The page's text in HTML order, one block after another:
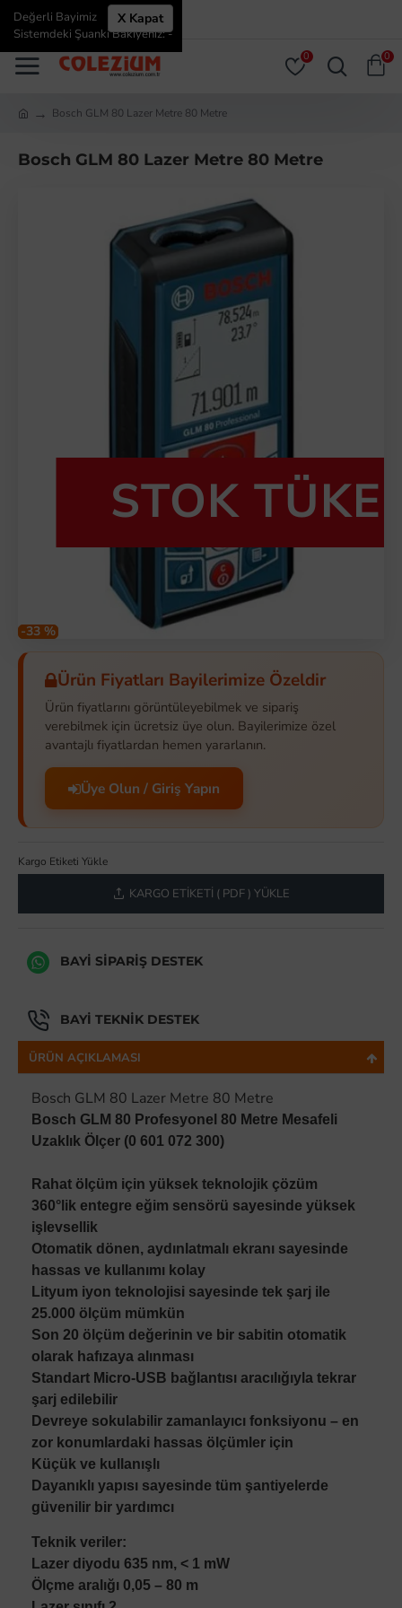
ÜYE GIRIŞI ÜYE OL
0 0
X Kapat
Değerli Bayimiz
Sistemdeki Şuanki Bakiyeniz: -
Bosch GLM 80 Lazer Metre 80 Metre
Bosch GLM 80 Lazer Metre 80 Metre
-33 %
STOK
Ürün Fiyatları Bayilerimize Özeldir
Ürün fiyatlarını görüntüleyebilmek ve sipariş
verebilmek için ücretsiz üye olun. Bayilerimize özel
avantajlı fiyatlardan hemen yararlanın.
Üye Olun / Giriş Yapın
Kargo Etiketi Yükle
KARGO ETIKETI ( PDF ) YÜKLE
BAYI SIPARIŞ DESTEK
BAYI TEKNIK DESTEK
ÜRÜN AÇIKLAMASI
Bosch GLM 80 Lazer Metre 80 Metre
Bosch GLM 80 Profesyonel 80 Metre Mesafeli
Uzaklık Ölçer (0 601 072 300)
Rahat ölçüm için yüksek teknolojik çözüm
360°lik entegre eğim sensörü sayesinde yüksek
işlevsellik
Otomatik dönen, aydınlatmalı ekranı sayesinde
hassas ve kullanımı kolay
Lityum iyon teknolojisi sayesinde tek şarj ile
25.000 ölçüm mümkün
Son 20 ölçüm değerinin ve bir sabitin otomatik
olarak hafızaya alınması
Standart Micro-USB bağlantısı aracılığıyla tekrar
şarj edilebilir
Devreye sokulabilir zamanlayıcı fonksiyonu – en
zor konumlardaki hassas ölçümler için
Küçük ve kullanışlı
Dayanıklı yapısı sayesinde tüm şantiyelerde
güvenilir bir yardımcı
Teknik veriler:
Lazer diyodu 635 nm, < 1 mW
Ölçme aralığı 0,05 – 80 m